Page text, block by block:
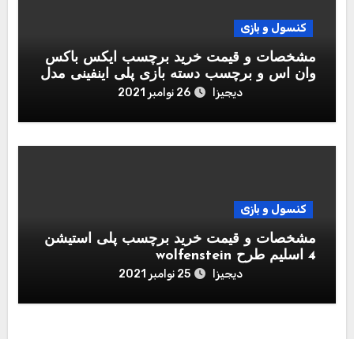
کنسول و بازی
مشخصات و قیمت خرید برچسب ایکس باکس
وان اس و برچسب دسته بازی پلی اینفینی مدل
Call of Duty Black Ops Cold War
دیجیزا 26 نوامبر 2021
کنسول و بازی
مشخصات و قیمت خرید برچسب پلی استیشن
4 اسلیم طرح wolfenstein
دیجیزا 25 نوامبر 2021